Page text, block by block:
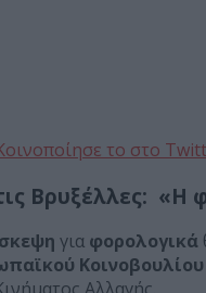
το στο
Βρυξέλλες: «Η
για φορολογικά
Κοινοβουλίου